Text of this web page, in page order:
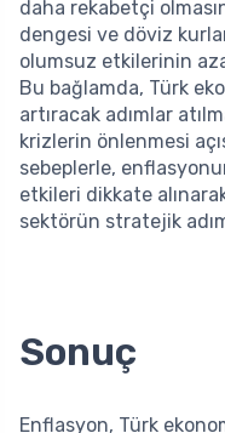
daha rekabetçi
dengesi ve döviz
olumsuz etkilerinin
Bu bağlamda, Türk
artıracak adımlar
krizlerin önlenmesi
sebeplerle,
etkileri dikkate
sektörün stratejik
Sonuç
Enflasyon, Türk